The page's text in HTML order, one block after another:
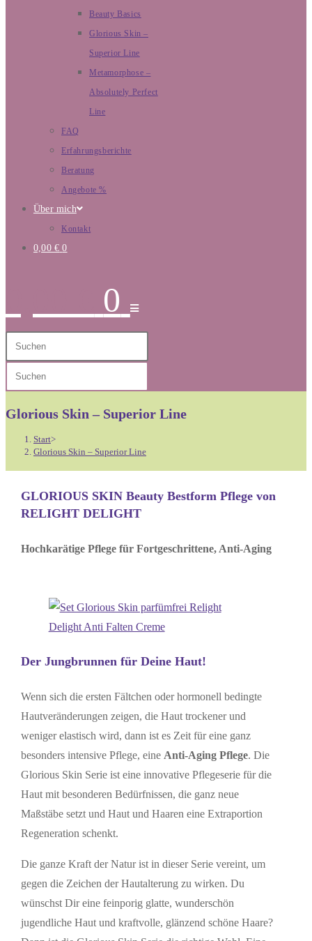
Beauty Basics
Glorious Skin –
Superior Line
Metamorphose –
Absolutely Perfect
Line
FAQ
Erfahrungsberichte
Beratung
Angebote %
Über mich
Kontakt
0,00 € 0
0
Diese
Website
durchsuchen
Escape
the
Escape
Glorious Skin – Superior Line
Start>
Glorious Skin – Superior Line
GLORIOUS SKIN Beauty Bestform Pflege von
RELIGHT DELIGHT
Hochkarätige Pflege für Fortgeschrittene, Anti-Aging
Der Jungbrunnen für Deine Haut!
Wenn sich die ersten Fältchen oder hormonell bedingte
Hautveränderungen zeigen, die Haut trockener und
weniger elastisch wird, dann ist es Zeit für eine ganz
besonders intensive Pflege, eine Anti-Aging Pflege. Die
Glorious Skin Serie ist eine innovative Pflegeserie für die
Haut mit besonderen Bedürfnissen, die ganz neue
Maßstäbe setzt und Haut und Haaren eine Extraportion
Regeneration schenkt.
Die ganze Kraft der Natur ist in dieser Serie vereint, um
gegen die Zeichen der Hautalterung zu wirken. Du
wünschst Dir eine feinporig glatte, wunderschön
jugendliche Haut und kraftvolle, glänzend schöne Haare?